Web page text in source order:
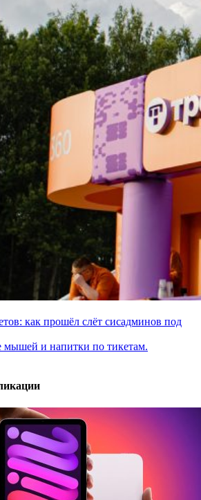
как прошёл слёт сисадминов под
мышей и напитки по тикетам.